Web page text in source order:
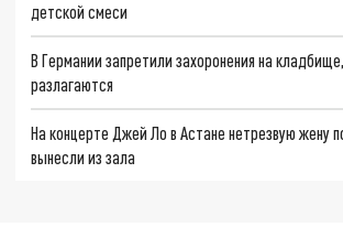
детской смеси
В Германии запретили захоронения на
разлагаются
На концерте Джей Ло в Астане нетрезвую жену
вынесли из зала